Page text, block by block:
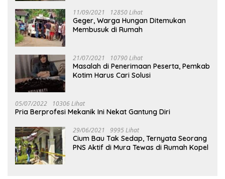
11/09/2021 12850 Lihat
Geger, Warga Hungan Ditemukan
Membusuk di Rumah
21/07/2021 10790 Lihat
Masalah di Penerimaan Peserta, Pemkab
Kotim Harus Cari Solusi
05/07/2022 10306 Lihat
Pria Berprofesi Mekanik Ini Nekat Gantung Diri
29/06/2021 9995 Lihat
Cium Bau Tak Sedap, Ternyata Seorang
PNS Aktif di Mura Tewas di Rumah Kopel